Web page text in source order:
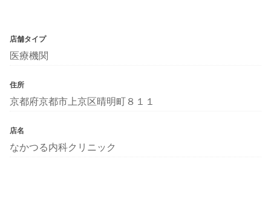
店舗タイプ
医療機関
住所
京都府京都市上京区晴明町８１１
店名
なかつる内科クリニック